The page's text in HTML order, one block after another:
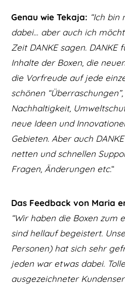
Genau wie Tekaja: “Ich
dabei… aber auch ich
Zeit DANKE sagen. DANKE
Inhalte der Boxen, die
die Vorfreude auf jede
schönen
Nachhaltigkeit,
neue Ideen und
Gebieten. Aber auch
netten und schnellen
Fragen, Änderungen etc.“
Das Feedback von Maria
“Wir haben die Boxen zum
sind hellauf begeistert.
Personen) hat sich sehr
jeden war etwas dabei.
ausgezeichneter